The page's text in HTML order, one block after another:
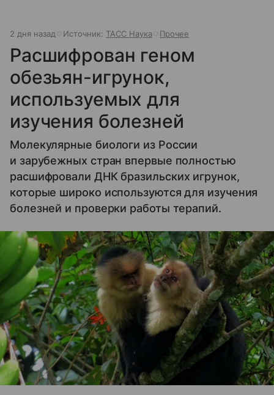
2 дня назад Источник: ТАСС Наука Прочее
Расшифрован геном
обезьян-игрунок,
используемых для
изучения болезней
Молекулярные биологи из России
и зарубежных стран впервые полностью
расшифровали ДНК бразильских игрунок,
которые широко используются для изучения
болезней и проверки работы терапий.